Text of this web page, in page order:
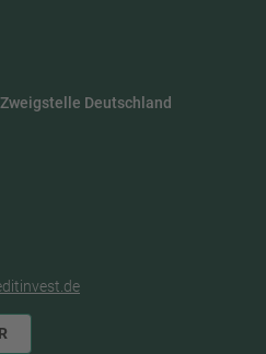
Deutschland